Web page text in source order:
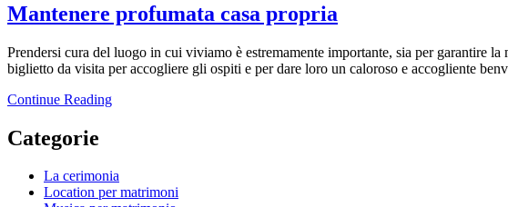
Mantenere profumata casa propria
Prendersi cura del luogo in cui viviamo è estremamente importante, sia per garantire
biglietto da visita per accogliere gli ospiti e per dare loro un caloroso e accogliente
Continue Reading
Categorie
La cerimonia
Location per matrimoni